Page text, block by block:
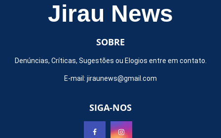
Jirau News
SOBRE
Denúncias, Críticas, Sugestões ou Elogios entre em contato.
E-mail: jiraunews@gmail.com
SIGA-NOS